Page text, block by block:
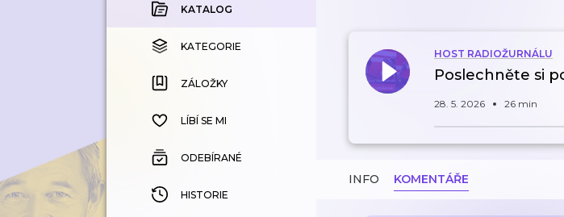
KOUPENÉ
KATEGORIE
ZÁLOŽKY
HISTORIE
KATALOG
KATEGORIE
ZÁLOŽKY
LÍBÍ SE MI
ODEBÍRANÉ
HISTORIE
HOST RADIOŽURNÁLU
Poslechněte si
28. 5. 2026 26 min
INFO KOMENTÁŘE